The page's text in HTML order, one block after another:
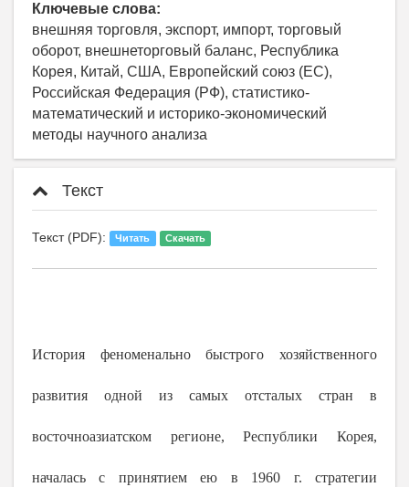
Ключевые слова:
внешняя торговля, экспорт, импорт, торговый
оборот, внешнеторговый баланс, Республика
Корея, Китай, США, Европейский cоюз (ЕС),
Российская Федерация (РФ), статистико-
математический и историко-экономический
методы научного анализа
Текст
Текст (PDF): Читать Скачать
История феноменально быстрого хозяйственного
развития одной из самых отсталых стран в
восточноазиатском регионе, Республики Корея,
началась с принятием ею в 1960 г. стратегии